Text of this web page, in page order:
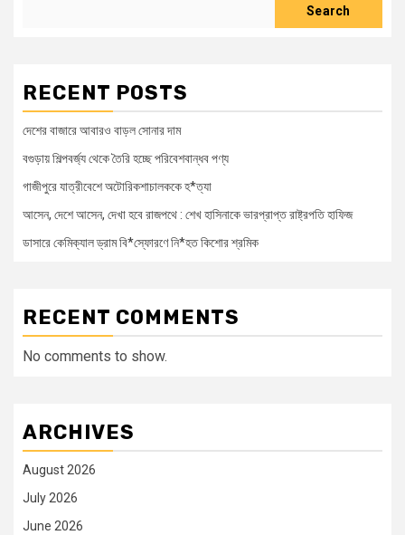
Search
RECENT POSTS
দেশের বাজারে আবারও বাড়ল সোনার দাম
বগুড়ায় শিল্পবর্জ্য থেকে তৈরি হচ্ছে পরিবেশবান্ধব পণ্য
গাজীপুরে যাত্রীবেশে অটোরিকশাচালককে হ*ত্যা
আসেন, দেশে আসেন, দেখা হবে রাজপথে : শেখ হাসিনাকে ভারপ্রাপ্ত রাষ্ট্রপতি হাফিজ
ডাসারে কেমিক্যাল ড্রাম বি*স্ফোরণে নি*হত কিশোর শ্রমিক
RECENT COMMENTS
No comments to show.
ARCHIVES
August 2026
July 2026
June 2026